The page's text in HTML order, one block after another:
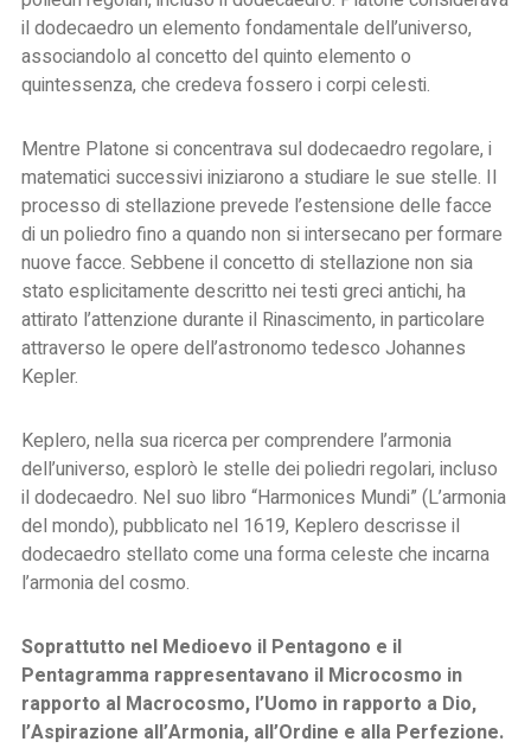
il dodecaedro un elemento fondamentale dell’universo,
associandolo al concetto del quinto elemento o
quintessenza, che credeva fossero i corpi celesti.
Mentre Platone si concentrava sul dodecaedro regolare, i
matematici successivi iniziarono a studiare le sue stelle. Il
processo di stellazione prevede l’estensione delle facce
di un poliedro fino a quando non si intersecano per formare
nuove facce. Sebbene il concetto di stellazione non sia
stato esplicitamente descritto nei testi greci antichi, ha
attirato l’attenzione durante il Rinascimento, in particolare
attraverso le opere dell’astronomo tedesco Johannes
Kepler.
Keplero, nella sua ricerca per comprendere l’armonia
dell’universo, esplorò le stelle dei poliedri regolari, incluso
il dodecaedro. Nel suo libro “Harmonices Mundi” (L’armonia
del mondo), pubblicato nel 1619, Keplero descrisse il
dodecaedro stellato come una forma celeste che incarna
l’armonia del cosmo.
Soprattutto nel Medioevo il Pentagono e il
Pentagramma rappresentavano il Microcosmo in
rapporto al Macrocosmo, l’Uomo in rapporto a Dio,
l’Aspirazione all’Armonia, all’Ordine e alla Perfezione.